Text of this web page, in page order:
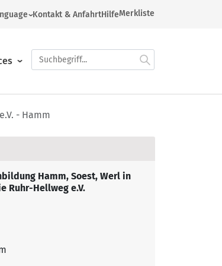
Arabic
English
Spanish
Turkish
Kontakt & AnfahrtHilfeMerkliste
Politik, Migration
und Schulabschlüsse
& Tagesexkursionen
und Studienstelle
& Anfahrt
& Awareness
- Hamm
Hamm, Soest, Werl in
Ruhr-Hellweg e.V.